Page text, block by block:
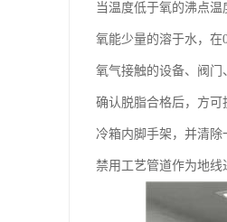
当温度低于氧的沸点
氧能少量的溶于水，在
氧气接触的设备、阀门
确认脱脂合格后，方
冷箱内脚手架，并清
禁用工艺管道作为地线